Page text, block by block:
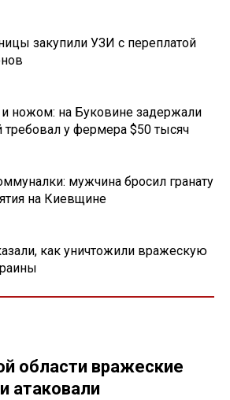
закупили УЗИ с переплатой
и ножом: на Буковине задержали
у фермера $50 тысяч
мужчина бросил гранату
на Киевщине
как уничтожили вражескую
области вражеские
атаковали